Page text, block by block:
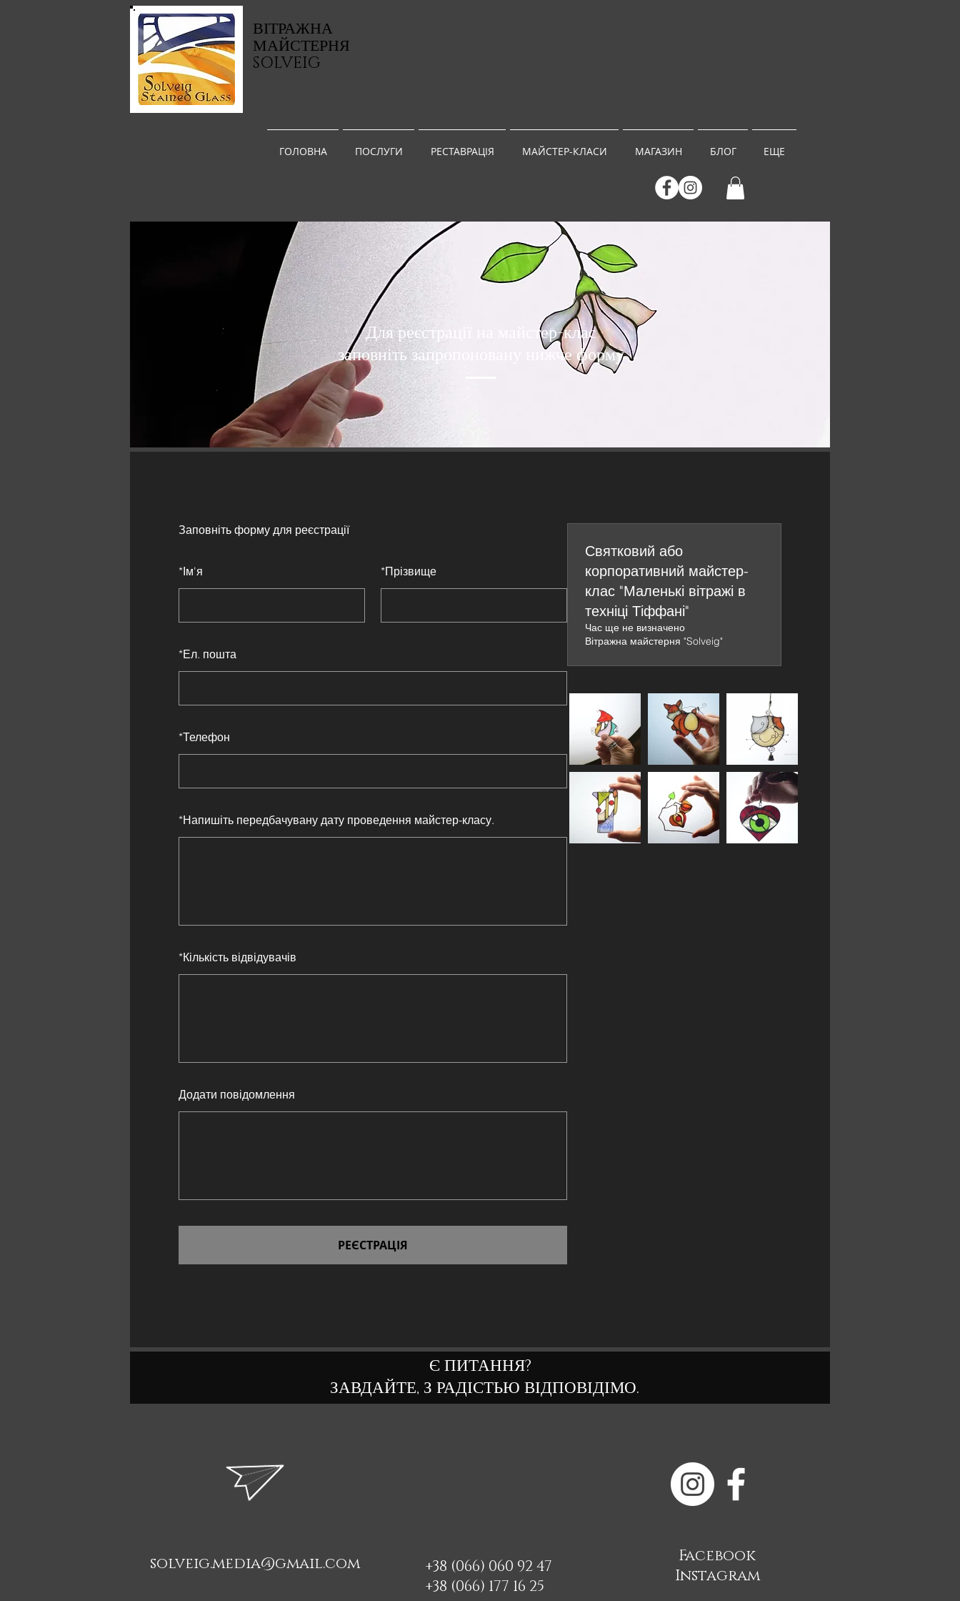
ВІТРАЖНА
МАЙСТЕРНЯ
SOLVEIG
ГОЛОВНА ПОСЛУГИ РЕСТАВРАЦІЯ МАЙСТЕР-КЛАСИ МАГАЗИН БЛОГ ЕЩЕ
Для реєстрації на майстер-клас
заповніть запропоновану нижче форму
Заповніть форму для реєстрації
*Ім'я *Прізвище
*Ел. пошта
*Телефон
*Напишіть передбачувану дату проведення майстер-класу.
*Кількість відвідувачів
Додати повідомлення
РЕЄСТРАЦІЯ
Святковий або
корпоративний майстер-
клас "Маленькі вітражі в
техніці Тіффані"
Час ще не визначено
Вітражна майстерня "Solveig"
Є ПИТАННЯ?
ЗАВДАЙТЕ, З РАДІСТЬЮ ВІДПОВІДІМО.
solveig.media@gmail.com
+38 (066) 060 92 47
+38 (066) 177 16 25
Facebook
Instagram